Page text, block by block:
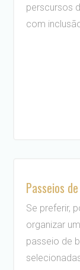
perscursos
com
Passeios
Se preferir,
organizar
passeio de